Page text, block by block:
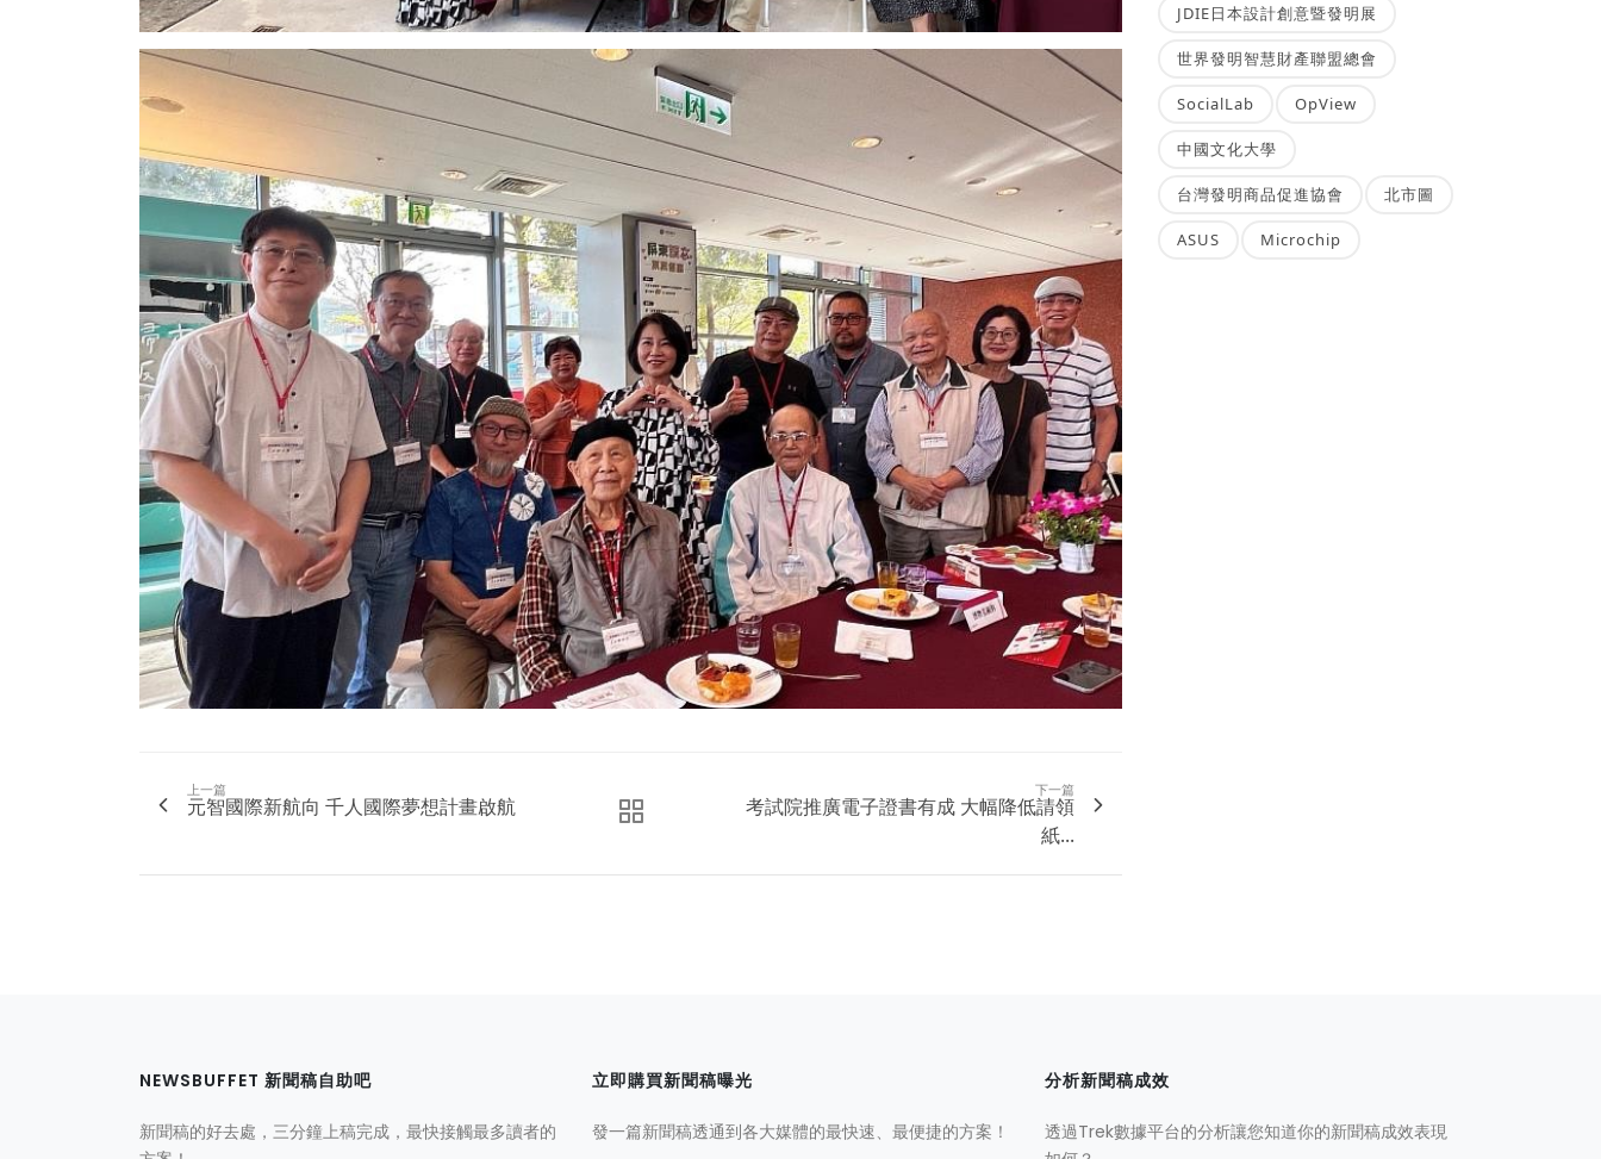
上一篇
元智國際新航向 千人國際夢想計畫啟航
下一篇
考試院推廣電子證書有成 大幅降低請領
紙...
JDIE日本設計創意暨發明展
世界發明智慧財產聯盟總會
SocialLab OpView
中國文化大學
台灣發明商品促進協會 北市圖
ASUS Microchip
NEWSBUFFET 新聞稿自助吧
新聞稿的好去處，三分鐘上稿完成，最快接觸最多讀者的
立即購買新聞稿曝光
發一篇新聞稿透通到各大媒體的最快速、最便捷的方案！
分析新聞稿成效
透過Trek數據平台的分析讓您知道你的新聞稿成效表現